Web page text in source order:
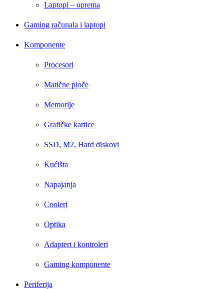
Laptopi – oprema
Gaming računala i laptopi
Komponente
Procesori
Matične ploče
Memorije
Grafičke kartice
SSD, M2, Hard diskovi
Kućišta
Napajanja
Cooleri
Optika
Adapteri i kontroleri
Gaming komponente
Periferija